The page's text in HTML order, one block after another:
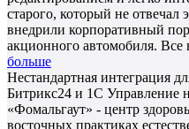
старого, который не
внедрили корпоративный
акционного автомобиля. Все
больше
Нестандартная интеграция
Битрикс24 и 1С Управление
«Фомальгаут» - центр
восточных практиках